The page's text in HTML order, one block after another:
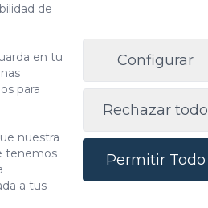
privacidad
del siguiente enlace:Información básica
Gran Canaria Ayuda
de
en tu
para
nuestra
tenemos
a tus
Configurar
Rechazar todo
Permitir Todo